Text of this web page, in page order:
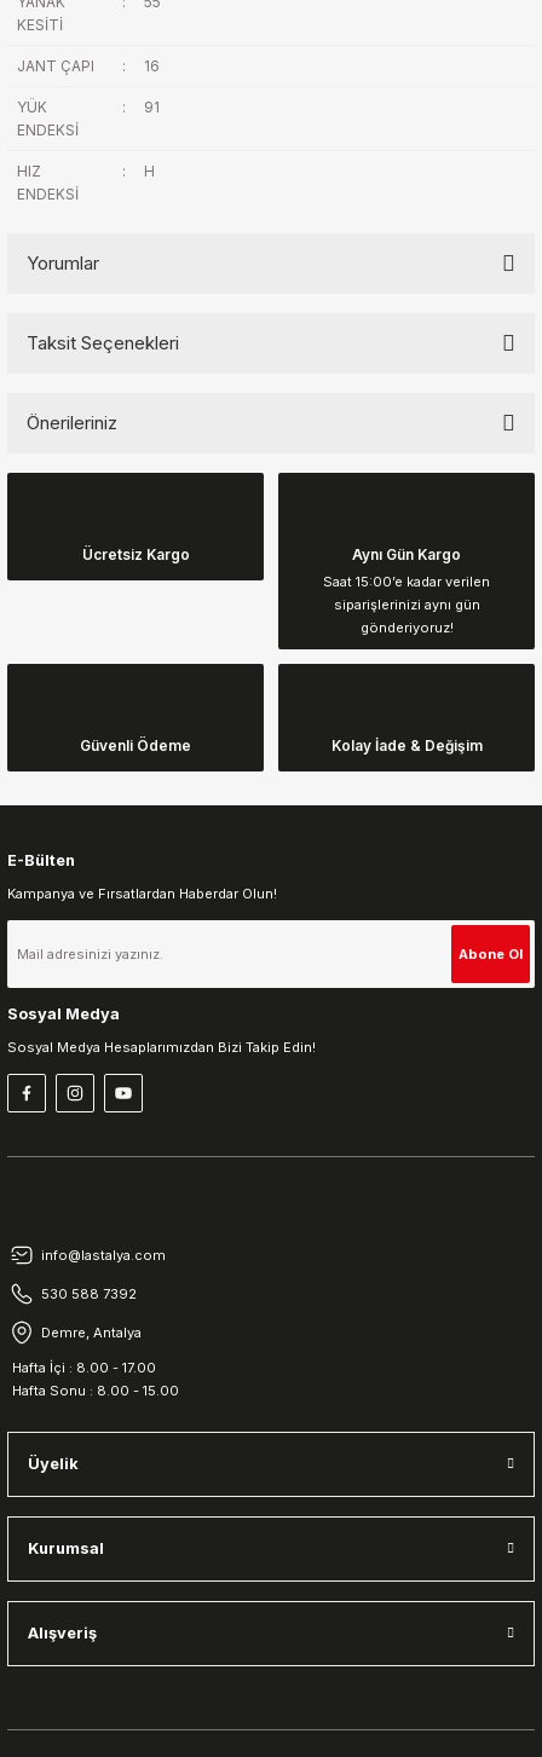
KESİTİ
JANT ÇAPI : 16
YÜK
ENDEKSİ
: 91
HIZ
ENDEKSİ
: H
Yorumlar
Taksit Seçenekleri
Önerileriniz
Görüş ve önerileriniz için teşekkür ederiz.
Ürün resmi kalitesiz, bozuk veya görüntülenemiyor.
Ürün açıklamasında eksik bilgiler bulunuyor.
Gönder
Ücretsiz Kargo Aynı Gün Kargo
Saat 15:00’e kadar verilen
siparişlerinizi aynı gün
gönderiyoruz!
Güvenli Ödeme Kolay İade & Değişim
E-Bülten
Kampanya ve Fırsatlardan Haberdar Olun!
Abone Ol
Sosyal Medya
Sosyal Medya Hesaplarımızdan Bizi Takip Edin!
info@lastalya.com
530 588 7392
Demre, Antalya
Hafta İçi : 8.00 - 17.00
Hafta Sonu : 8.00 - 15.00
Üyelik
Kurumsal
Alışveriş